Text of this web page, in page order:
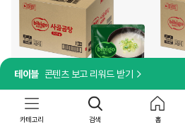
담기
테이블 콘텐츠 보고 리워드 받기
카테고리 검색 홈